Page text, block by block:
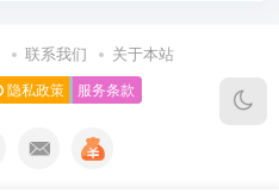
联系我们 关于本站
隐私政策 服务条款